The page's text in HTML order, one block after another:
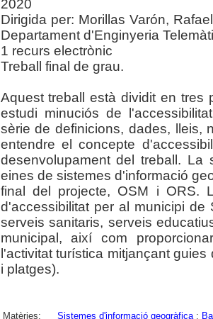
2020
Dirigida per: Morillas Varón,
Departament d'Enginyeria
1 recurs electrònic
Treball final de grau.
Aquest treball està dividit en tres
estudi minuciós de
sèrie de definicions, dades, lleis,
entendre el concepte
desenvolupament del treball.
eines de sistemes d'informació
final del projecte, OSM i ORS.
d'accessibilitat per al municipi
serveis sanitaris, serveis
municipal, així com
l'activitat turística mitjançant
i platges).
Matèries: Sistemes d'informació geogràfica;